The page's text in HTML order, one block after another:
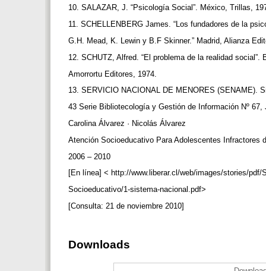
10. SALAZAR, J. “Psicología Social”. México, Trillas,
11. SCHELLENBERG James. “Los fundadores de la
G.H. Mead, K. Lewin y B.F Skinner.” Madrid, Alianza
12. SCHUTZ, Alfred. “El problema de la realidad social”.
Amorrortu Editores, 1974.
13. SERVICIO NACIONAL DE MENORES (SENAME).
43 Serie Bibliotecología y Gestión de Información Nº
Carolina Álvarez · Nicolás Álvarez
Atención Socioeducativo Para Adolescentes Infractores
2006 – 2010
[En línea] < http://www.liberar.cl/web/images/stories/
Socioeducativo/1-sistema-nacional.pdf>
[Consulta: 21 de noviembre 2010]
Downloads